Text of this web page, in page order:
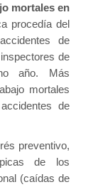
mortales en
procedía del
de
de
año. Más
mortales
de
preventivo,
de los
(caídas de